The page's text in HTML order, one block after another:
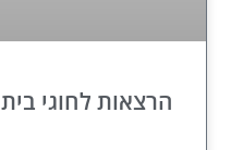
הרצאות לחוגי בית